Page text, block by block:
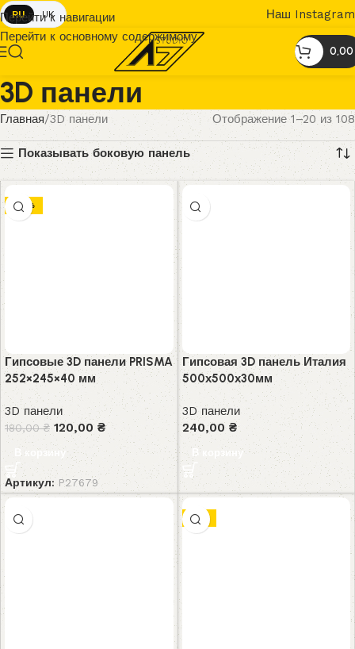
Перейти к навигации
Перейти к основному содержимому
RU UK Наш Instagram
0,00
3D панели
Главная 3D панели Отображение 1–20 из 108
Показывать боковую панель
-33%
Гипсовые 3D панели PRISMA
252×245×40 мм
3D панели
180,00₴ 120,00 ₴
В корзину
Артикул: P27679
Гипсовая 3D панель Италия
500х500х30мм
3D панели
240,00 ₴
В корзину
-8%